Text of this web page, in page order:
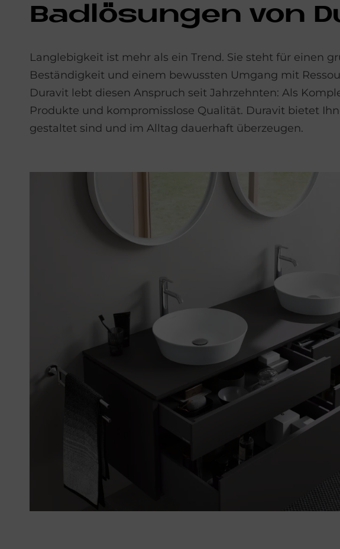
Bad­lö­sun­gen von
Langlebigkeit ist mehr als ein Trend. Sie steht für einen
Beständigkeit und einem bewussten Umgang mit
Duravit lebt diesen Anspruch seit Jahrzehnten: Als
Produkte und kompromisslose Qualität. Duravit bietet
gestaltet sind und im Alltag dauerhaft überzeugen.